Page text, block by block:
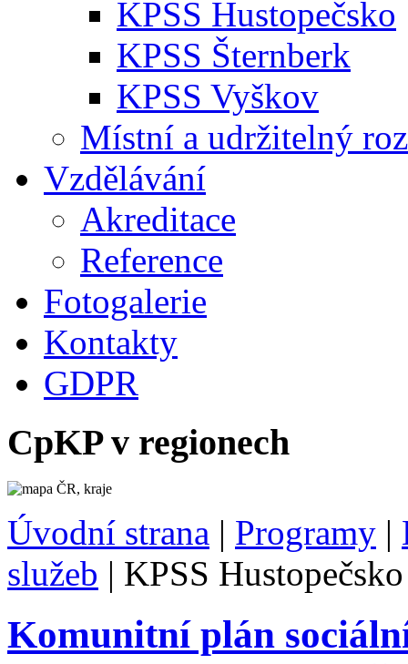
KPSS Hustopečsko
KPSS Šternberk
KPSS Vyškov
Místní a udržitelný
Vzdělávání
Akreditace
Reference
Fotogalerie
Kontakty
GDPR
CpKP v regionech
Úvodní strana | Programy |
služeb | KPSS Hustopečsko
Komunitní plán